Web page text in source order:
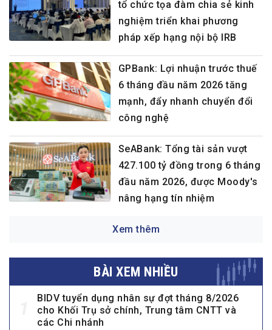
tổ chức tọa đàm chia sẻ kinh
nghiệm triển khai phương
pháp xếp hạng nội bộ IRB
GPBank: Lợi nhuận trước thuế
6 tháng đầu năm 2026 tăng
mạnh, đẩy nhanh chuyển đổi
công nghệ
SeABank: Tổng tài sản vượt
427.100 tỷ đồng trong 6 tháng
đầu năm 2026, được Moody's
nâng hạng tín nhiệm
Xem thêm
BÀI XEM NHIỀU
BIDV tuyển dụng nhân sự đợt tháng 8/2026
cho Khối Trụ sở chính, Trung tâm CNTT và
các Chi nhánh